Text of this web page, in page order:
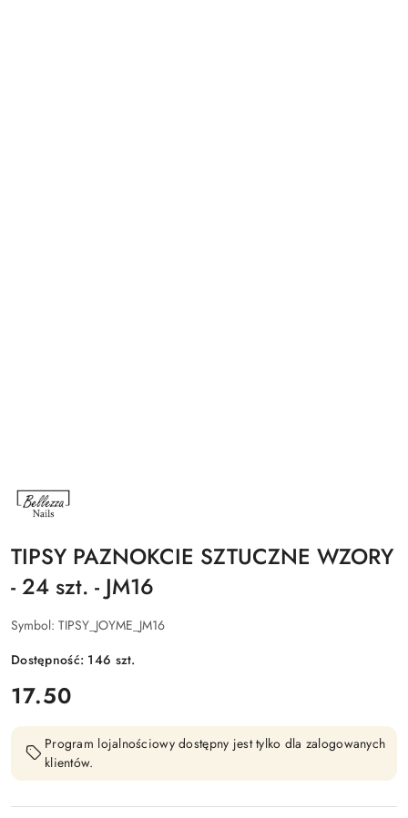
NAZWA
PRODUCENTA:
BELLEZZA
TIPSY PAZNOKCIE SZTUCZNE WZORY
- 24 szt. - JM16
Symbol: TIPSY_JOYME_JM16
Dostępność: 146 szt.
cena:
17.50
Program lojalnościowy dostępny jest tylko dla zalogowanych
klientów.